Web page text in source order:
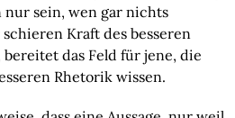
nur sein, wen gar nichts
Kraft des besseren
das Feld für jene, die
Rhetorik wissen.